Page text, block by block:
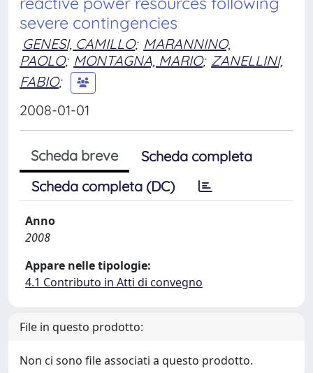
severe contingencies
GENESI, CAMILLO; MARANNINO,
PAOLO; MONTAGNA, MARIO; ZANELLINI,
FABIO;
2008-01-01
Scheda breve
Scheda completa
Scheda completa (DC)
Anno
2008
Appare nelle tipologie:
4.1 Contributo in Atti di convegno
File in questo prodotto:
Non ci sono file associati a questo prodotto.